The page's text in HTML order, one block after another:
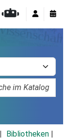
Bibliotheken